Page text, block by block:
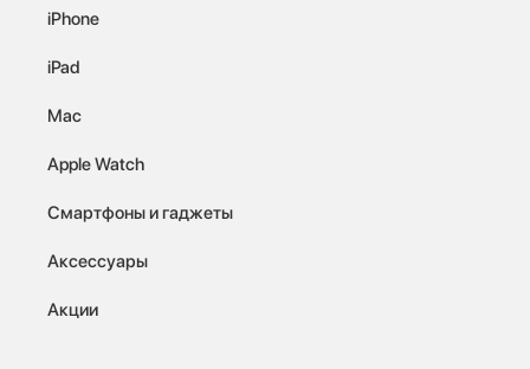
iPhone
iPad
Mac
Apple Watch
Смартфоны и гаджеты
Аксессуары
Акции